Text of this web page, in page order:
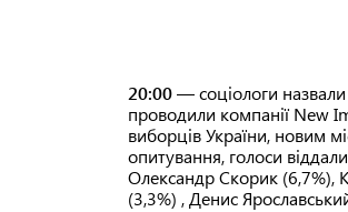
20:00— соціологи
проводили компанії New
виборців України, новим
опитування, голоси
Олександр Скорик (6,7%),
(3,3%) , Денис